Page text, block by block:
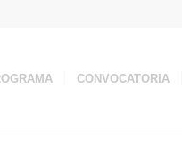
CONVOCATORIA